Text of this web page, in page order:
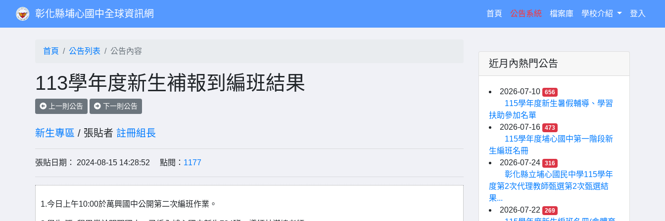
彰化縣埔心國中全球資訊網 首頁 (current)
公告系統 檔案庫 學校介紹 登入
首頁 公告列表 公告內容
113學年度新生補報到編班結果
上一則公告 下一則公告
新生專區 / 張貼者 註冊組長
張貼日期： 2024-08-15 14:28:52 點閱： 1177
1.今日上午10:00於萬興國中公開第二次編班作業。
近月內熱門公告
2026-07-10 656
115學年度新生暑假輔導、學習
扶助參加名單
2026-07-16
473
115學年度埔心國中第一階段新
生編班名冊
2026-07-24
316
彰化縣立埔心國民中學115學年
度第2次代理教師甄選第2次甄選結
果...
2026-07-22
269